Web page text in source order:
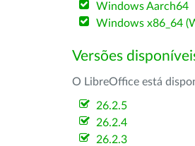
Windows Aarch64
Windows x86_64
Versões
O LibreOffice está
26.2.5
26.2.4
26.2.3